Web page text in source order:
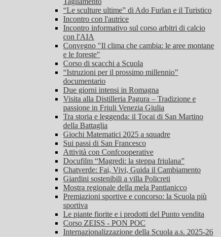
“Le sculture ultime” di Ado Furlan e il Turistico
Incontro con l'autrice
Incontro informativo sul corso arbitri di calcio
con l'AIA
Convegno "Il clima che cambia: le aree montane
e le foreste"
Corso di scacchi a Scuola
“Istruzioni per il prossimo millennio”
documentario
Due giorni intensi in Romagna
Visita alla Distilleria Pagura – Tradizione e
passione in Friuli Venezia Giulia
Tra storia e leggenda: il Tocai di San Martino
della Battaglia
Giochi Matematici 2025 a squadre
Sui passi di San Francesco
Attività con Confcooperative
Docufilm “Magredi: la steppa friulana”
Chatverde: Fai, Vivi, Guida il Cambiamento
Giardini sostenibili a villa Policreti
Mostra regionale della mela Pantianicco
Premiazioni sportive e concorso: la Scuola più
sportiva
Le piante fiorite e i prodotti del Punto vendita
Corso ZEISS - PON POC
Internazionalizzazione della Scuola a.s. 2025-26